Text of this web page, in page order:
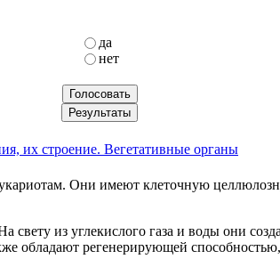
да
нет
их строение. Вегетативные органы
Они имеют клеточную
из углекислого газа и воды они
обладают регенерирующей